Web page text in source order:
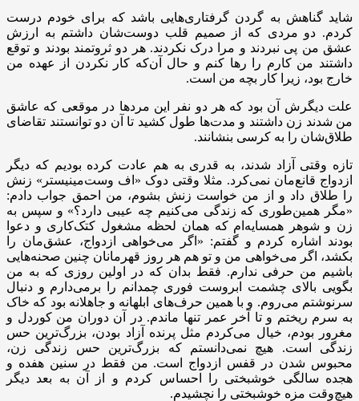
شاید گناهش به گردن گرفتاری‌هایی باشد که برای خودم درست
کردم. دو مردی که از صمیم قلب دوست‌شان داشتم به ارزش
عشق من پی نبردند و مرا درک نکردند. هر دو ثروتمند بودند و توقع
داشتند من کارم را رها کنم و حال آن‌که کار نکردن از عهده من
خارج بود، زیرا کار بچه من است.
علت دیگرش آن بود که هر دو نفر این مردها در موقعی که عاشق
من شدند زن داشتند و مدت‌ها طول کشید تا آن دو توانستند تقاضای
طلاق‌شان را به کرسی بنشانند.
تازه وقتی آزاد شدند، به قدری به هم عادت کرده بودیم که دیگر
ازدواج قانع‌مان نمی‌کرد. مثلا وقتی دوک «اف وست‌مینیستر» زنش
را طلاق داد و از من خواست زنش بشوم، من احمق جواب دادم:
«مگر همین‌طوری که زندگی می‌کنیم چه عیبی دارد؟» و سپس به
زن و شوهر همسایه‌ام که همان لحظه مشغول کتک‌کاری و دعوا
بودند اشاره کردم و گفتم: «اگر می‌خواهی ازدواج، عشق‌مان را
بکشد، اگر می‌خواهی من و تو هم هر روز قهرمانان چنین صحنه‌هایی
باشیم من حرفی ندارم. فقط بدان که در اولین روزی که به من
بگویی بالای چشمت ابروست فوری چمدانم را برمی‌دارم و دنبال
سرنوشتم می‌روم. و با همین حرف‌های ابلهانه و جاهلانه بود که خاک
به سرم ریختم و تا آخر عمر تنها ماندم. در آن دوران من کوردل و
مغرور بودم، خیال می‌کردم مثل پرنده آزاد بودن، بزرگ‌ترین حس
زندگی است. هیچ نمی‌دانستم که بزرگ‌ترین حس زندگی زن،
محبوس شدن در قفس ازدواج است. من فقط در سنین هفده و
هجده سالگی خوشبختی را احساس کردم و از آن به بعد دیگر
هیچ‌وقت مزه خوشبختی را نچشیدم.